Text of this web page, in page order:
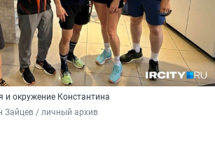
и окружение Константина
Зайцев / личный архив